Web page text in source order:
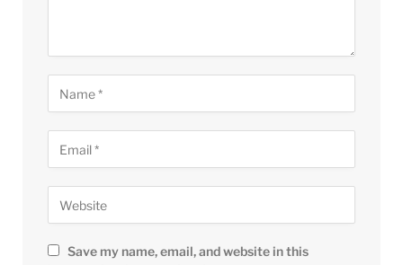
Save my name, email, and website in this